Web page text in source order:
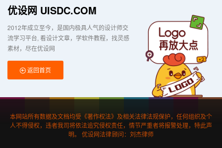
优设网 UISDC.COM
2012年成立至今，是国内极具人气的设计师交
流学习平台 看设计文章，学软件教程，找灵感
素材，尽在优设网
返回首页
本网站所有数据及文档均受《著作权法》及相关法律法规保护，任何组织及个
人不得侵权，违者我司将依法追究侵权责任，情节严重者将报警处理，特此声
明。 优设网法律顾问：刘杰律师